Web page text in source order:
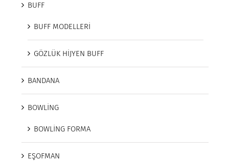
BUFF
BUFF MODELLERİ
GÖZLÜK HİJYEN BUFF
BANDANA
BOWLİNG
BOWLİNG FORMA
EŞOFMAN